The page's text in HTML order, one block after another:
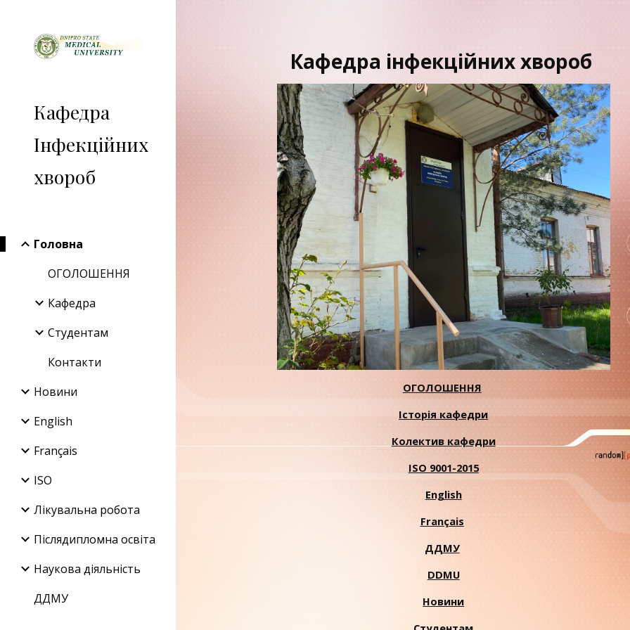
Кафедра
Інфекційних
хвороб
Головна
ОГОЛОШЕННЯ
Кафедра
Студентам
Контакти
Новини
English
Français
ISO
Лікувальна робота
Післядипломна освіта
Наукова діяльність
ДДМУ
Кафедра інфекційних хвороб
ОГОЛОШЕННЯ
Історія кафедри
Колектив кафедри
ISO 9001-2015
English
Français
ДДМУ
DDMU
Новини